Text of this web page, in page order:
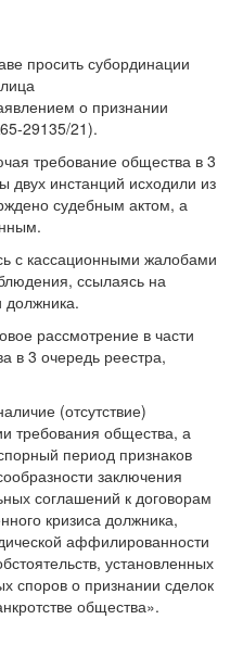
о признании
29135/21).
требование общества в 3
двух инстанций исходили из
судебным актом, а
с кассационными жалобами
ссылаясь на
рассмотрение в части
в 3 очередь реестра,
(отсутствие)
требования общества, а
период признаков
заключения
соглашений к договорам
кризиса должника,
аффилированности
установленных
споров о признании сделок
общества».